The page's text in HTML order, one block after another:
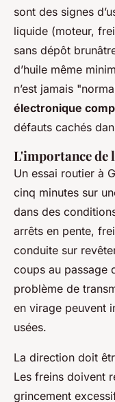
sont des signes
liquide (moteur,
sans dépôt
d’huile même
n’est jamais
électronique
défauts cachés
L'importance de
Un essai routier à
cinq minutes sur
dans des
arrêts en pente,
conduite sur
coups au passage
problème de
en virage peuvent
usées.
La direction doit
Les freins doivent
grincement